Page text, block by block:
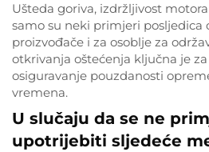
Ušteda goriva, izdržljivost
samo su neki primjeri posljedica
proizvođače i za osoblje za
otkrivanja oštećenja ključna je
osiguravanje pouzdanosti
vremena.
U slučaju da se ne
upotrijebiti sljedeće